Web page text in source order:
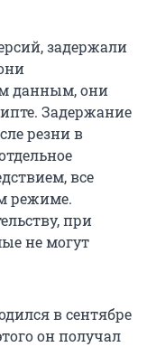
задержали
данным, они
Задержание
резни в
все
режиме.
при
не могут
в сентябре
он получал